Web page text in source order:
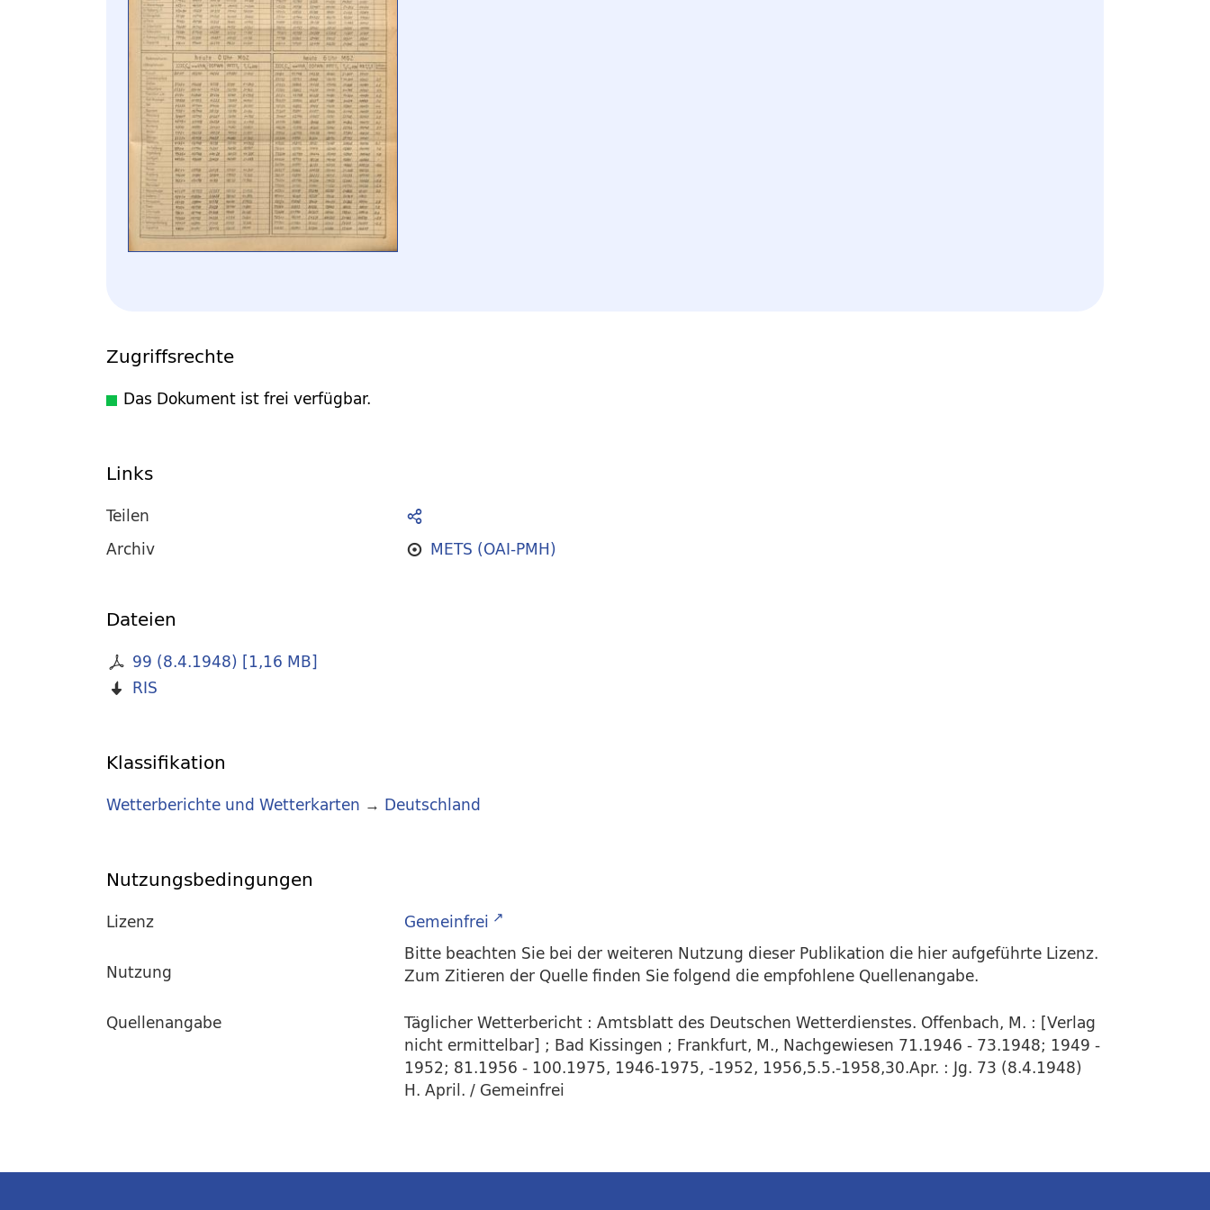
Zugriffsrechte
Das Dokument ist frei verfügbar.
Links
Teilen
Archiv
METS (OAI-PMH)
Dateien
99 (8.4.1948) [1,16 MB]
RIS
Klassifikation
Wetterberichte und Wetterkarten → Deutschland
Nutzungsbedingungen
Lizenz
Gemeinfrei
Nutzung
Bitte beachten Sie bei der weiteren Nutzung dieser Publikation die hier aufgeführte Lizenz.
Zum Zitieren der Quelle finden Sie folgend die empfohlene Quellenangabe.
Quellenangabe
Täglicher Wetterbericht : Amtsblatt des Deutschen Wetterdienstes. Offenbach, M. : [Verlag
nicht ermittelbar] ; Bad Kissingen ; Frankfurt, M., Nachgewiesen 71.1946 - 73.1948; 1949 -
1952; 81.1956 - 100.1975, 1946-1975, -1952, 1956,5.5.-1958,30.Apr. : Jg. 73 (8.4.1948)
H. April. / Gemeinfrei